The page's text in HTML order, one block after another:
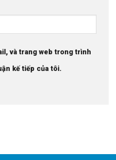
và trang web trong trình
kế tiếp của tôi.